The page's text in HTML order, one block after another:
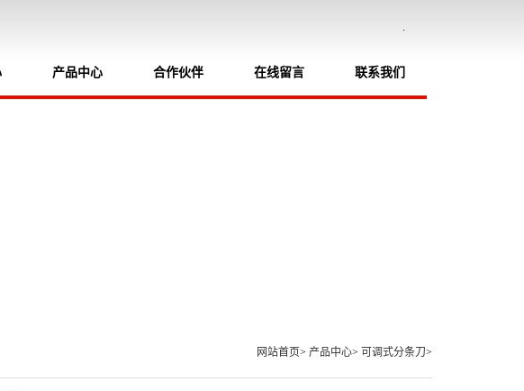
.
产品中心 合作伙伴 在线留言 联系我们
网站首页> 产品中心> 可调式分条刀>